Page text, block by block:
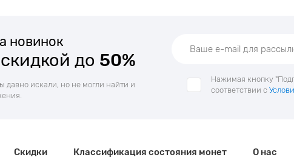
новинок
до 50%
давно искали, но не могли найти и
Нажимая кнопку
соответствии с
Скидки Классификация состояния монет О нас